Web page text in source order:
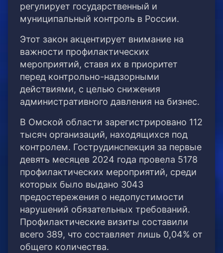
регулирует государственный и
муниципальный контроль в России.
Этот закон акцентирует внимание на
важности профилактических
мероприятий, ставя их в приоритет
перед контрольно-надзорными
действиями, с целью снижения
административного давления на бизнес.
В Омской области зарегистрировано 112
тысяч организаций, находящихся под
контролем. Гострудинспекция за первые
девять месяцев 2024 года провела 5178
профилактических мероприятий, среди
которых было выдано 3043
предостережения о недопустимости
нарушений обязательных требований.
Профилактические визиты составили
всего 389, что составляет лишь 0,04% от
общего количества.